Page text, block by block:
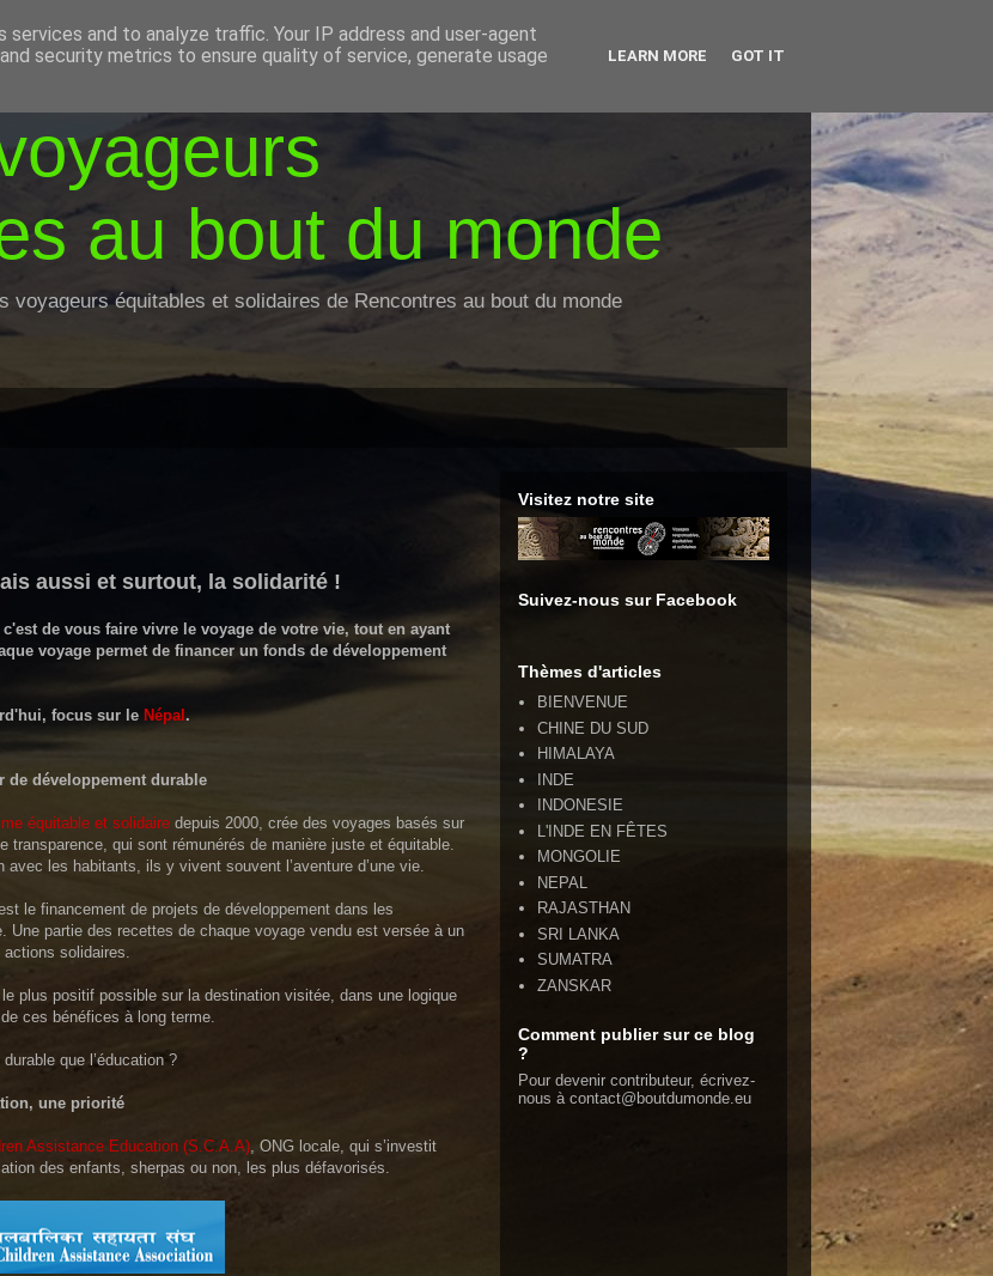
au bout du monde
équitables et solidaires de Rencontres au bout du monde
aussi et surtout, la solidarité !
de vous faire vivre le voyage de votre vie, tout en ayant
voyage permet de financer un fonds de développement
focus sur le Népal.
de développement durable
équitable et solidaire depuis 2000, crée des voyages basés sur
qui sont rémunérés de manière juste et équitable.
les habitants, ils y vivent souvent l’aventure d’une vie.
le financement de projets de développement dans les
Une partie des recettes de chaque voyage vendu est versée à un
solidaires.
plus positif possible sur la destination visitée, dans une logique
ces bénéfices à long terme.
que l’éducation ?
Assistance Education (S.C.A.A), ONG locale, qui s’investit
des enfants, sherpas ou non, les plus défavorisés.
Visitez notre site
Suivez-nous sur Facebook
Thèmes d'articles
BIENVENUE
CHINE DU SUD
HIMALAYA
INDE
INDONESIE
L'INDE EN FÊTES
MONGOLIE
NEPAL
RAJASTHAN
SRI LANKA
SUMATRA
ZANSKAR
Comment publier sur ce blog
?
Pour devenir contributeur, écrivez-
nous à contact@boutdumonde.eu
and to analyze traffic. Your IP address and user-agent
security metrics to ensure quality of service, generate usage
LEARN MORE GOT IT